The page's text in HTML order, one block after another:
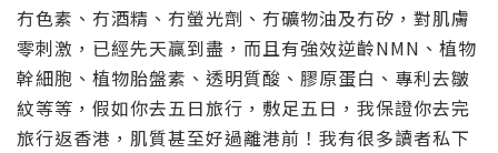
冇色素、冇酒精、冇螢光劑、冇礦物油及冇矽，對肌膚
零刺激，已經先天贏到盡，而且有強效逆齡NMN、植物
幹細胞、植物胎盤素、透明質酸、膠原蛋白、專利去皺
紋等等，假如你去五日旅行，敷足五日，我保證你去完
旅行返香港，肌質甚至好過離港前！我有很多讀者私下